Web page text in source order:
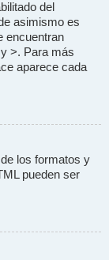
del
asimismo es
encuentran
>. Para más
aparece cada
los formatos y
pueden ser